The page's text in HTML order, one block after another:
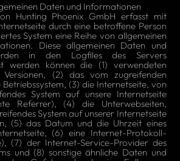
Daten und Informationen
Hunting Phoenix GmbH erfasst mit
durch eine betroffene Person
System eine Reihe von allgemeinen
Diese allgemeinen Daten und
in den Logfiles des Servers
werden können die (1) verwendeten
Versionen, (2) das vom zugreifenden
(3) die Internetseite, von
System auf unsere Internetseite
Referrer), (4) die Unterwebseiten,
System auf unserer Internetseite
(5) das Datum und die Uhrzeit eines
(6) eine Internet-Protokoll-
(7) der Internet-Service-Provider des
und (8) sonstige ähnliche Daten und